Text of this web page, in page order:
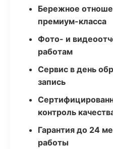
Бережное
премиум-класса
Фото- и
работам
Сервис в день
запись
контроль
Гарантия до 24
работы